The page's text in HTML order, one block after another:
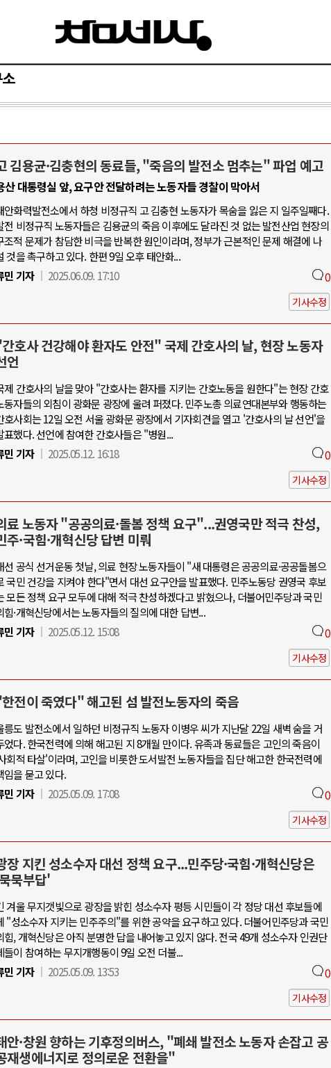
소
김용균·김충현의 동료들, "죽음의 발전소 멈추는" 파업 예고
산 대통령실 앞, 요구안 전달하려는 노동자들 경찰이 막아서
안화력발전소에서 하청 비정규직 고 김충현 노동자가 목숨을 잃은 지 일주일째다.
전 비정규직 노동자들은 김용균의 죽음 이후에도 달라진 것 없는 발전산업 현장의
조적 문제가 참담한 비극을 반복한 원인이라며, 정부가 근본적인 문제 해결에 나
것을 촉구하고 있다. 한편 9일 오후 태안화...
민 기자
2025.06.09. 17:10 0
기사수정
호사 건강해야 환자도 안전" 국제 간호사의 날, 현장 노동자
언
제 간호사의 날을 맞아 "간호사는 환자를 지키는 간호노동을 원한다"는 현장 간호
동자들의 외침이 광화문 광장에 울려 퍼졌다. 민주노총 의료연대본부와 행동하는
호사회는 12일 오전 서울 광화문 광장에서 기자회견을 열고 '간호사의 날 선언'을
표했다. 선언에 참여한 간호사들은 "병원...
민 기자
2025.05.12. 16:18 0
기사수정
료 노동자 "공공의료·돌봄 정책 요구"...권영국만 적극 찬성,
주·국힘·개혁신당 답변 미뤄
선 공식 선거운동 첫날, 의료 현장 노동자들이 "새 대통령은 공공의료·공공돌봄으
국민 건강을 지켜야 한다"면서 대선 요구안을 발표했다. 민주노동당 권영국 후보
모든 정책 요구 모두에 대해 적극 찬성하겠다고 밝혔으나, 더불어민주당과 국민
힘·개혁신당에서는 노동자들의 질의에 대한 답변...
민 기자
2025.05.12. 15:08 0
기사수정
전이 죽였다" 해고된 섬 발전노동자의 죽음
릉도 발전소에서 일하던 비정규직 노동자 이병우 씨가 지난달 22일 새벽 숨을 거
었다. 한국전력에 의해 해고된 지 8개월 만이다. 유족과 동료들은 고인의 죽음이
회적 타살'이라며, 고인을 비롯한 도서발전 노동자들을 집단 해고한 한국전력에
임을 묻고 있다.
민 기자
2025.05.09. 17:08 0
기사수정
장 지킨 성소수자 대선 정책 요구...민주당·국힘·개혁신당은
묵부답'
겨울 무지갯빛으로 광장을 밝힌 성소수자 평등 시민들이 각 정당 대선 후보들에
"성소수자 지키는 민주주의"를 위한 공약을 요구하고 있다. 더불어민주당과 국민
힘, 개혁신당은 아직 분명한 답을 내어놓고 있지 않다. 전국 49개 성소수자 인권단
들이 참여하는 무지개행동이 9일 오전 더불...
민 기자
2025.05.09. 13:53 0
기사수정
안·창원 향하는 기후정의버스, "폐쇄 발전소 노동자 손잡고 공
재생에너지로 정의로운 전환을"
로벌 토큰 시..
미국 진보진영 ..
은 새로운 글로..
이터센터 확산..
러시아-우크라이나 전쟁
전쟁의 추상화: 우크라이나, 대리전의 역..
EU·우크라이나 드론 협력 직후, 러시아..
나토, 우크라 군사지원 2027년까지 공..
러·우크라, 대규모 공습 주고받아…민간 ..